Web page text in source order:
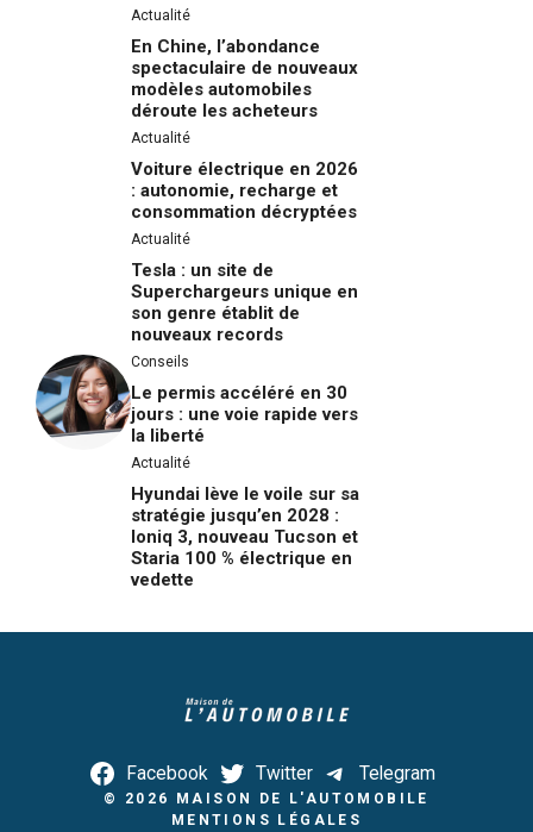
Actualité
En Chine, l’abondance
spectaculaire de nouveaux
modèles automobiles
déroute les acheteurs
Actualité
Voiture électrique en 2026
: autonomie, recharge et
consommation décryptées
Actualité
Tesla : un site de
Superchargeurs unique en
son genre établit de
nouveaux records
Conseils
Le permis accéléré en 30
jours : une voie rapide vers
la liberté
Actualité
Hyundai lève le voile sur sa
stratégie jusqu’en 2028 :
Ioniq 3, nouveau Tucson et
Staria 100 % électrique en
vedette
Facebook Twitter Telegram
© 2026
MAISON DE L'AUTOMOBILE
MENTIONS LÉGALES